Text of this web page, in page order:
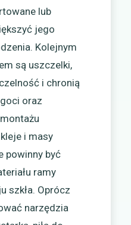
lub
jego
Kolejnym
są uszczelki,
i chronią
oraz
i masy
powinny być
ramy
szkła. Oprócz
narzędzia